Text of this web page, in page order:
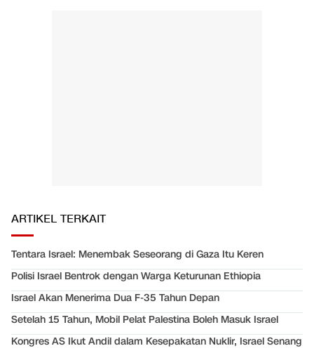
ARTIKEL TERKAIT
Tentara Israel: Menembak Seseorang di Gaza Itu Keren
Polisi Israel Bentrok dengan Warga Keturunan Ethiopia
Israel Akan Menerima Dua F-35 Tahun Depan
Setelah 15 Tahun, Mobil Pelat Palestina Boleh Masuk Israel
Kongres AS Ikut Andil dalam Kesepakatan Nuklir, Israel Senang